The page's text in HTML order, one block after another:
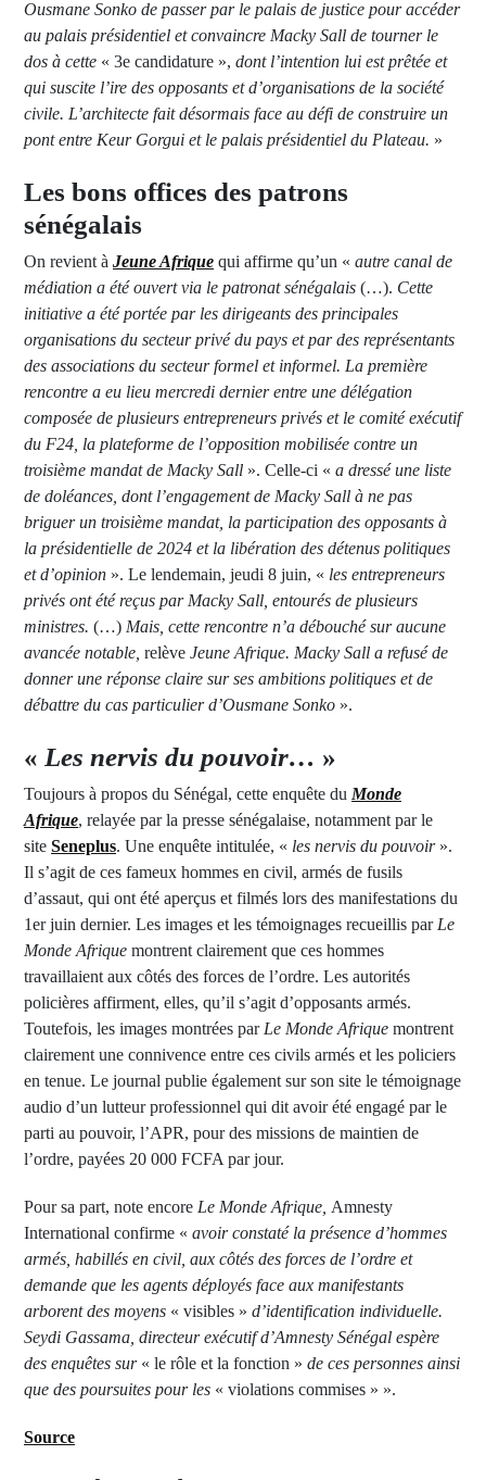
Ousmane Sonko de passer par le palais de justice pour accéder
au palais présidentiel et convaincre Macky Sall de tourner le
dos à cette « 3e candidature », dont l’intention lui est prêtée et
qui suscite l’ire des opposants et d’organisations de la société
civile. L’architecte fait désormais face au défi de construire un
pont entre Keur Gorgui et le palais présidentiel du Plateau. »
Les bons offices des patrons
sénégalais
On revient à Jeune Afrique qui affirme qu’un « autre canal de
médiation a été ouvert via le patronat sénégalais (…). Cette
initiative a été portée par les dirigeants des principales
organisations du secteur privé du pays et par des représentants
des associations du secteur formel et informel. La première
rencontre a eu lieu mercredi dernier entre une délégation
composée de plusieurs entrepreneurs privés et le comité exécutif
du F24, la plateforme de l’opposition mobilisée contre un
troisième mandat de Macky Sall ». Celle-ci « a dressé une liste
de doléances, dont l’engagement de Macky Sall à ne pas
briguer un troisième mandat, la participation des opposants à
la présidentielle de 2024 et la libération des détenus politiques
et d’opinion ». Le lendemain, jeudi 8 juin, « les entrepreneurs
privés ont été reçus par Macky Sall, entourés de plusieurs
ministres. (…) Mais, cette rencontre n’a débouché sur aucune
avancée notable, relève Jeune Afrique. Macky Sall a refusé de
donner une réponse claire sur ses ambitions politiques et de
débattre du cas particulier d’Ousmane Sonko ».
« Les nervis du pouvoir… »
Toujours à propos du Sénégal, cette enquête du Monde
Afrique, relayée par la presse sénégalaise, notamment par le
site Seneplus. Une enquête intitulée, « les nervis du pouvoir».
Il s’agit de ces fameux hommes en civil, armés de fusils
d’assaut, qui ont été aperçus et filmés lors des manifestations du
1er juin dernier. Les images et les témoignages recueillis par Le
Monde Afrique montrent clairement que ces hommes
travaillaient aux côtés des forces de l’ordre. Les autorités
policières affirment, elles, qu’il s’agit d’opposants armés.
Toutefois, les images montrées parLe Monde Afrique montrent
clairement une connivence entre ces civils armés et les policiers
en tenue. Le journal publie également sur son site le témoignage
audio d’un lutteur professionnel qui dit avoir été engagé par le
parti au pouvoir, l’APR, pour des missions de maintien de
l’ordre, payées 20 000 FCFA par jour.
Pour sa part, note encore Le Monde Afrique, Amnesty
International confirme « avoir constaté la présence d’hommes
armés, habillés en civil, aux côtés des forces de l’ordre et
demande que les agents déployés face aux manifestants
arborent des moyens « visibles » d’identification individuelle.
Seydi Gassama, directeur exécutif d’Amnesty Sénégal espère
des enquêtes sur« le rôle et la fonction » de ces personnes ainsi
que des poursuites pour les « violations commises » ».
Source